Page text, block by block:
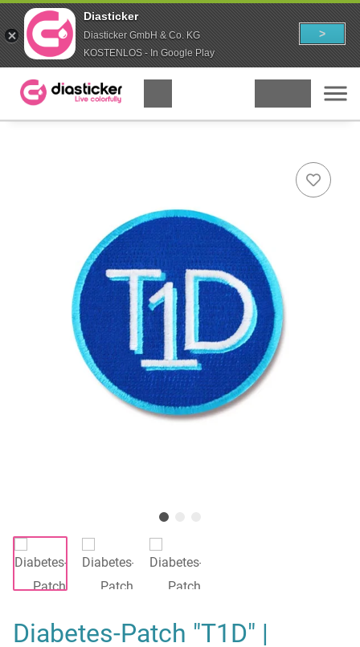
Diasticker
Diasticker GmbH & Co. KG
KOSTENLOS - In Google Play
>
Diabetes-Patch "T1D" |